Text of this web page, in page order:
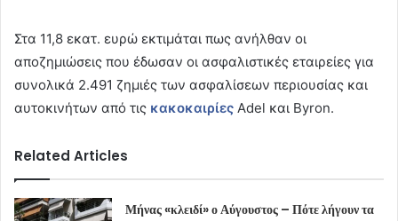
Στα 11,8 εκατ. ευρώ εκτιμάται πως ανήλθαν οι
αποζημιώσεις που έδωσαν οι ασφαλιστικές εταιρείες για
συνολικά 2.491 ζημιές των ασφαλίσεων περιουσίας και
αυτοκινήτων από τις κακοκαιρίες Adel και Byron.
Related Articles
Μήνας «κλειδί» ο Αύγουστος – Πότε λήγουν τα